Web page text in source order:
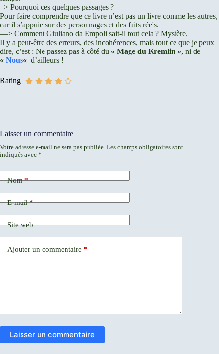
–> Pourquoi ces quelques passages ?
Pour faire comprendre que ce livre n’est pas un livre comme les autres,
car il s’appuie sur des personnages et des faits réels.
—> Comment Giuliano da Empoli sait-il tout cela ? Mystère.
Il y a peut-être des erreurs, des incohérences, mais tout ce que je peux
dire, c’est : Ne passez pas à côté du « Mage du Kremlin », ni de
« Nous« d’ailleurs !
Rating
Laisser un commentaire
Votre adresse e-mail ne sera pas publiée. Les champs obligatoires sont
indiqués avec *
Nom*
E-mail*
Site web
Ajouter un commentaire *
Laisser un commentaire